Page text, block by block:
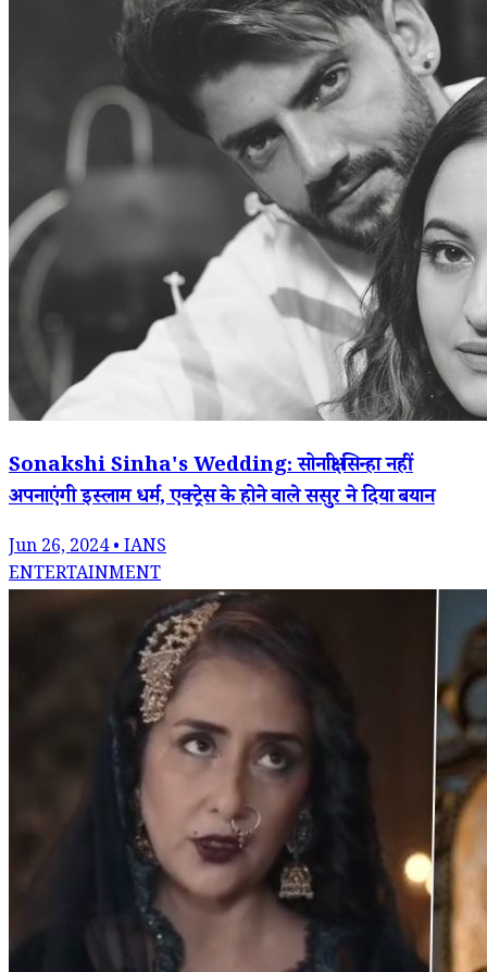
Sonakshi Sinha's Wedding: सोनाक्षी सिन्हा नहीं
अपनाएंगी इस्लाम धर्म, एक्ट्रेस के होने वाले ससुर ने दिया बयान
Jun 26, 2024 • IANS
ENTERTAINMENT